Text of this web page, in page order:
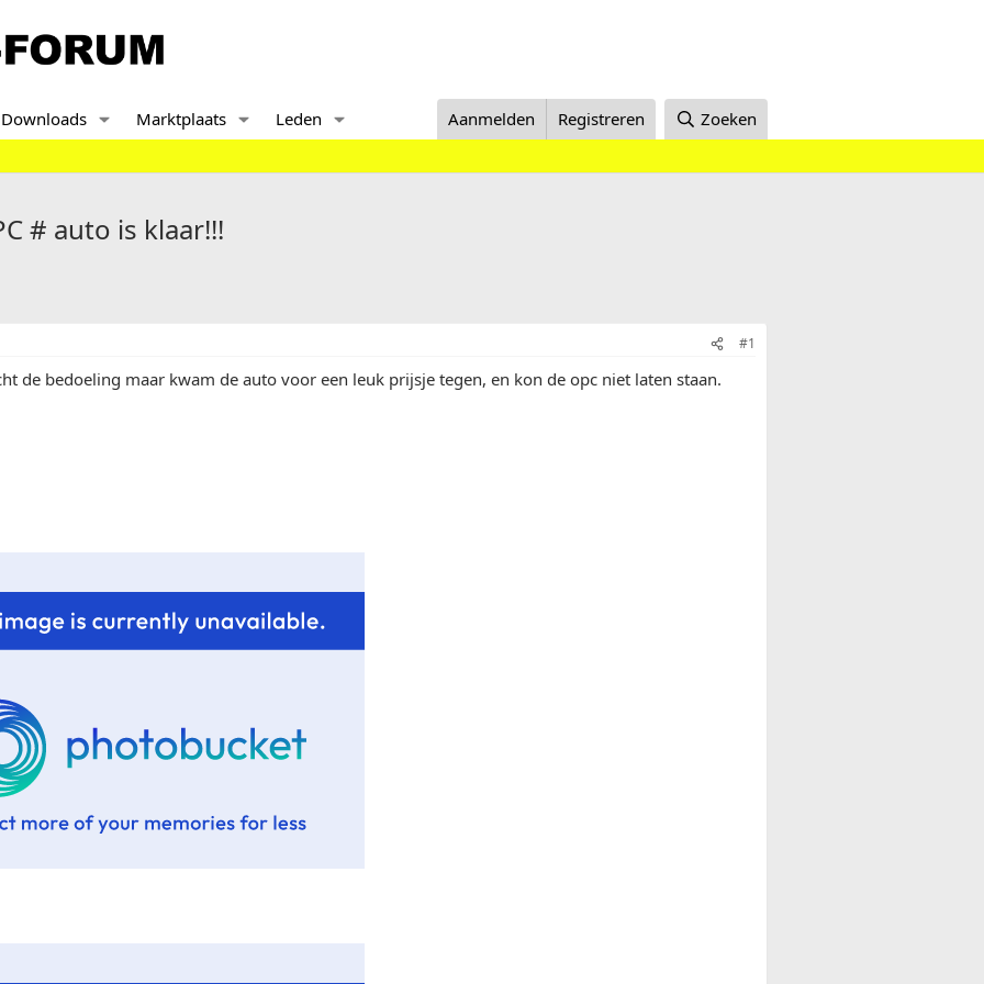
Downloads Marktplaats Leden Aanmelden Registreren Zoeken
# auto is klaar!!!
#1
de bedoeling maar kwam de auto voor een leuk prijsje tegen, en kon de opc niet laten staan.